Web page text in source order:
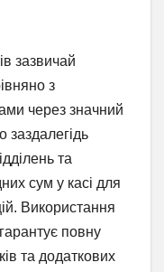
зазвичай
з
через значний
заздалегідь
та
сум у касі для
Використання
повну
та додаткових